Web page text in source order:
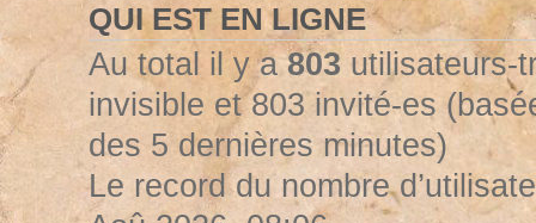
QUI EST EN LIGNE
Au total il y a803 utilisateurs-
invisible et 803 invité-es
des 5 dernières minutes)
Le record du nombre